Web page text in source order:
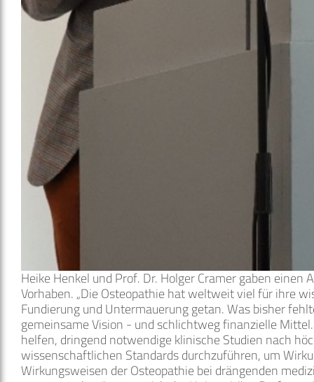
Heike Henkel und Prof. Dr. Holger Cramer gaben einen
Vorhaben. „Die Osteopathie hat weltweit viel für ihre
Fundierung und Untermauerung getan. Was bisher
gemeinsame Vision - und schlichtweg finanzielle
helfen, dringend notwendige klinische Studien nach
wissenschaftlichen Standards durchzuführen, um
Wirkungsweisen der Osteopathie bei drängenden